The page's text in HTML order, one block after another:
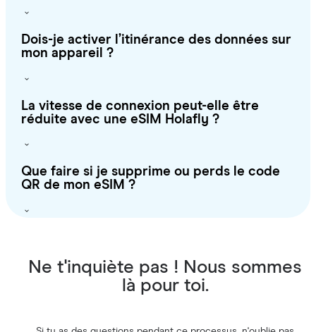
Dois-je activer l’itinérance des données sur
mon appareil ?
La vitesse de connexion peut-elle être
réduite avec une eSIM Holafly ?
Que faire si je supprime ou perds le code
QR de mon eSIM ?
Ne t'inquiète pas ! Nous sommes
là pour toi.